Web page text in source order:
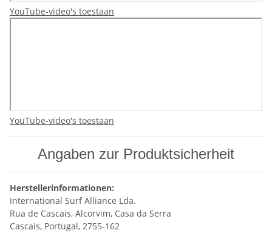
YouTube-video's toestaan
YouTube-video's toestaan
Angaben zur Produktsicherheit
Herstellerinformationen:
International Surf Alliance Lda.
Rua de Cascais, Alcorvim, Casa da Serra
Cascais, Portugal, 2755-162